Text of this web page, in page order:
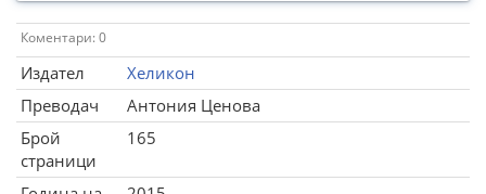
Коментари: 0
Издател
Хеликон
Преводач
Антония Ценова
Брой
страници
165